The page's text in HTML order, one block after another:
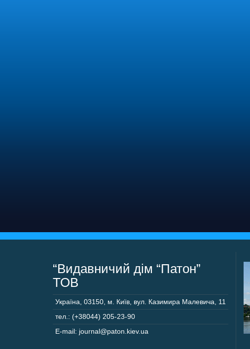
“Видавничий дім “Патон”
ТОВ
Україна 03150 м. Київ, вул. Казимира Малевича, 11
тел.: (+38044) 205-23-90
E-mail: journal@paton.kiev.ua